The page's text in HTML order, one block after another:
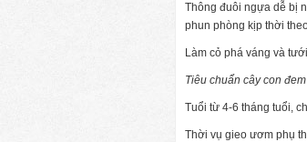
Thông đuôi ngựa dễ bị
phun phòng kịp thời
Làm cỏ phá váng và
Tiêu chuẩn cây con
Tuổi từ 4-6 tháng tuổi,
Thời vụ gieo ươm phụ